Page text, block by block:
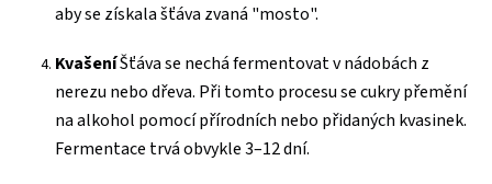
aby se získala šťáva zvaná "mosto".
KvašeníŠťáva se nechá fermentovat v nádobách z
nerezu nebo dřeva. Při tomto procesu se cukry přemění
na alkohol pomocí přírodních nebo přidaných kvasinek.
Fermentace trvá obvykle 3–12 dní.